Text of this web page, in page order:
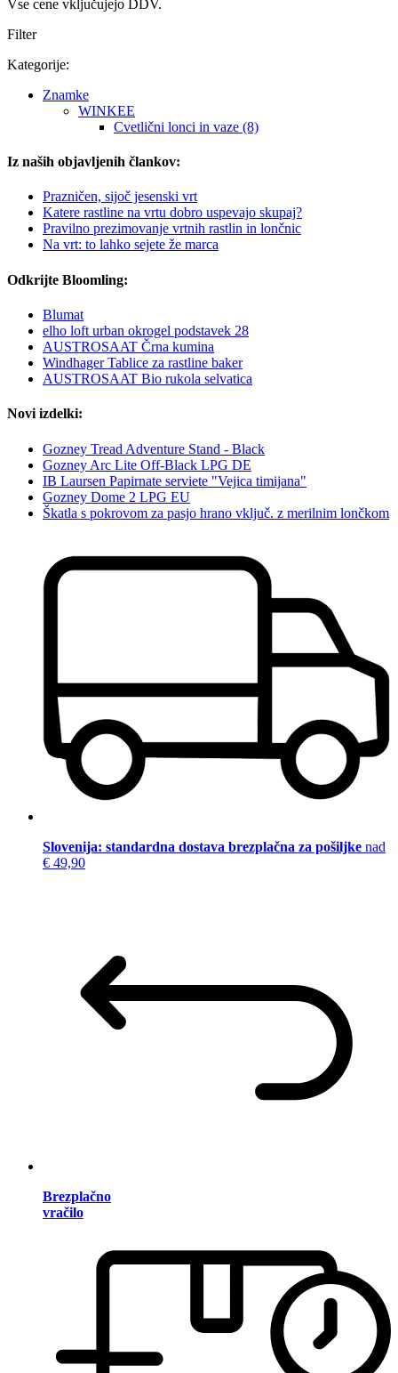
Vse cene vključujejo DDV.
Filter
Kategorije:
Znamke
WINKEE
Cvetlični lonci in vaze (8)
Iz naših objavljenih člankov:
Prazničen, sijoč jesenski vrt
Katere rastline na vrtu dobro uspevajo skupaj?
Pravilno prezimovanje vrtnih rastlin in lončnic
Na vrt: to lahko sejete že marca
Odkrijte Bloomling:
Blumat
elho loft urban okrogel podstavek 28
AUSTROSAAT Črna kumina
Windhager Tablice za rastline baker
AUSTROSAAT Bio rukola selvatica
Novi izdelki:
Gozney Tread Adventure Stand - Black
Gozney Arc Lite Off-Black LPG DE
IB Laursen Papirnate serviete "Vejica timijana"
Gozney Dome 2 LPG EU
Škatla s pokrovom za pasjo hrano vključ. z merilnim lončkom
Slovenija: standardna dostava brezplačna za pošiljke nad
€ 49,90
Brezplačno
vračilo